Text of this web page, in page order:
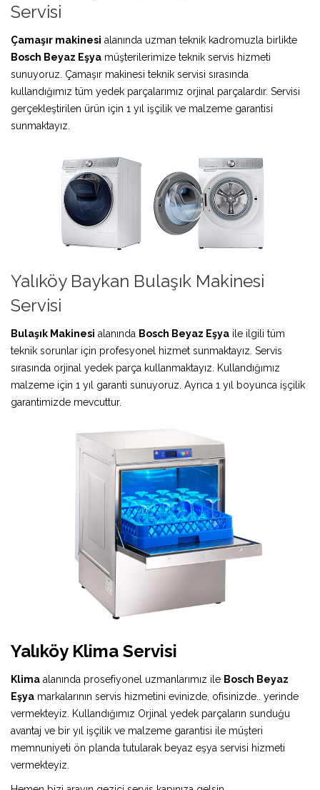
Servisi
Çamaşır makinesi alanında uzman teknik kadromuzla birlikte
Bosch Beyaz Eşya müşterilerimize teknik servis hizmeti
sunuyoruz. Çamaşır makinesi teknik servisi sırasında
kullandığımız tüm yedek parçalarımız orjinal parçalardır. Servisi
gerçekleştirilen ürün için 1 yıl işçilik ve malzeme garantisi
sunmaktayız.
Yalıköy Baykan Bulaşık Makinesi
Servisi
Bulaşık Makinesi alanında Bosch Beyaz Eşya ile ilgili tüm
teknik sorunlar için profesyonel hizmet sunmaktayız. Servis
sırasında orjinal yedek parça kullanmaktayız. Kullandığımız
malzeme için 1 yıl garanti sunuyoruz. Ayrıca 1 yıl boyunca işçilik
garantimizde mevcuttur.
Yalıköy Klima Servisi
Klima alanında prosefiyonel uzmanlarımız ile Bosch Beyaz
Eşya markalarının servis hizmetini evinizde, ofisinizde.. yerinde
vermekteyiz. Kullandığımız Orjinal yedek parçaların sunduğu
avantaj ve bir yıl işçilik ve malzeme garantisi ile müşteri
memnuniyeti ön planda tutularak beyaz eşya servisi hizmeti
vermekteyiz.